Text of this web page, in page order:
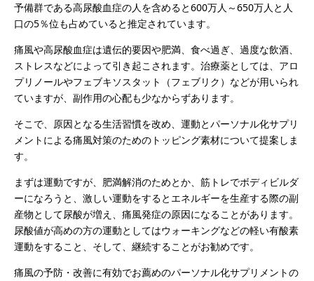
予備群である高尿酸血症の人を含めると600万人～650万人と人
口の5％位も占めていると推定されています。
痛風や高尿酸血症は遺伝的要因や肥満、食べ過ぎ、過度な飲酒、
ストレスなどによって引き起こされます。治療薬としては、アロ
プリノールやフェブキソスタット（フェブリク）などが用いられ
ていますが、副作用の心配も少なからずあります。
そこで、原因となる生活習慣を改め、運動とパーソナル化サプリ
メントによる痛風対策のためのトッピング素材について提案しま
す。
まずは運動ですが、肥満解消のためとか、筋トレでボディビルダ
ーになろうと、激しい運動をするとエネルギーを生産する際の副
産物として尿酸が増え、痛風発症の原因になることがあります。
尿酸値が高めの方の運動としてはウォーキングなどの軽い有酸素
運動をすること、そして、継続することがお勧めです。
痛風の予防・改善に有効でお薦めのパーソナル化サプリメントの